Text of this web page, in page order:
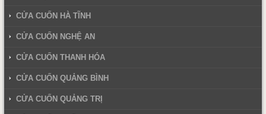
CỬA CUỐN HÀ TĨNH
CỬA CUỐN NGHỆ AN
CỬA CUỐN THANH HÓA
CỬA CUỐN QUẢNG BÌNH
CỬA CUỐN QUẢNG TRỊ